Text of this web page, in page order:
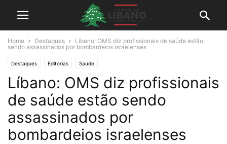
Home Destaques
Líbano: OMS diz profissionais de saúde estão
sendo assassinados por bombardeios israelenses
Destaques Editorias Saúde
Líbano: OMS diz profissionais
de saúde estão sendo
assassinados por
bombardeios israelenses